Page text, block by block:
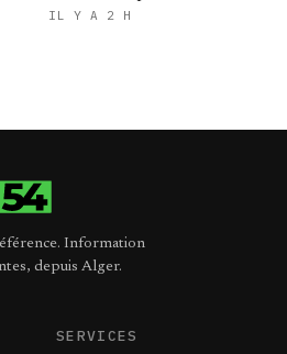
IL Y A 2 H
Information
depuis Alger.
SERVICES